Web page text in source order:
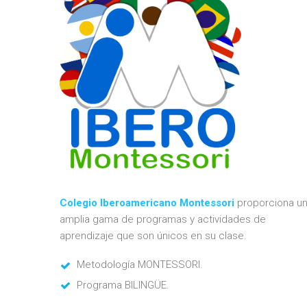
Colegio Iberoamericano Montessori proporciona
amplia gama de programas y actividades de
aprendizaje que son únicos en su clase.
Metodología MONTESSORI.
Programa BILINGÜE.